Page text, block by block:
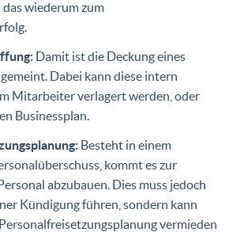
das wiederum zum
Damit ist die Deckung eines
Dabei kann diese intern
Mitarbeiter verlagert werden, oder
Businessplan.
Besteht in einem
kommt es zur
abzubauen. Dies muss jedoch
Kündigung führen, sondern kann
vermieden